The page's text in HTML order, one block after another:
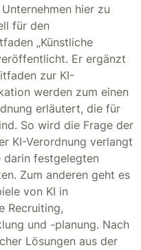
hier zu
für den
„Künstliche
Er ergänzt
zur KI-
werden zum einen
erläutert, die für
So wird die Frage der
KI-Verordnung verlangt
darin festgelegten
Zum anderen geht es
von KI in
Recruiting,
und -planung. Nach
Lösungen aus der